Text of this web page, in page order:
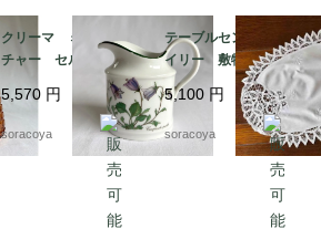
クリーマ ミルクピッ
チャー セルトマンヴ
ァイデン ババリア 1
2kwew13
5,570 円
soracoya
テーブルセンター ド
イリー 敷物 レース
リネン オーバル型 12
clec3
5,100 円
soracoya